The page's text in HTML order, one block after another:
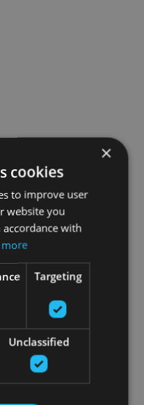
×
cookies
to improve user
website you
with
more
Targeting
Unclassified